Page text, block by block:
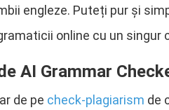
engleze. Puteți pur și
online cu un singur
AI Grammar
de pe check-plagiarism de